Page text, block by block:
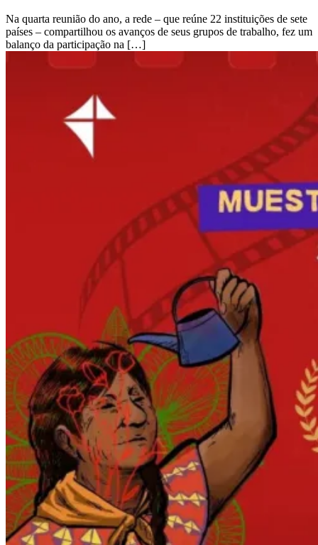
Na quarta reunião do ano, a rede – que reúne 22 instituições de sete
países – compartilhou os avanços de seus grupos de trabalho, fez um
balanço da participação na […]